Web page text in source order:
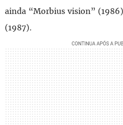
ainda “Morbius vision”
(1987).